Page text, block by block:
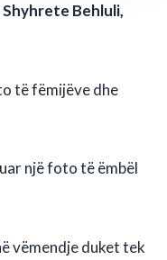
Behluli,
të fëmijëve dhe
një foto të ëmbël
vëmendje duket tek